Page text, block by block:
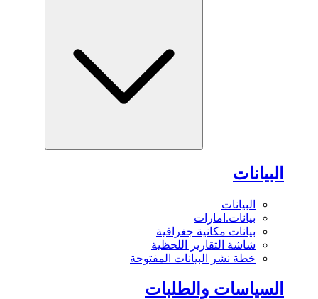
البيانات
البيانات
بيانات.امارات
بيانات مكانية جغرافية
شاشة التقارير اللحظية
خطة نشر البيانات المفتوحة
السياسات والطلبات